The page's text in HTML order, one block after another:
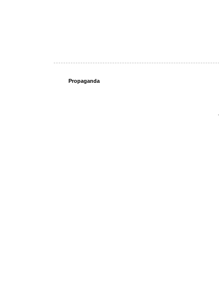
Propaganda